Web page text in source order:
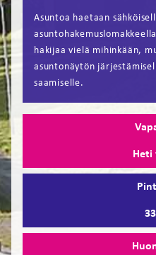
Asuntoa haetaan
hakijaa vielä mihinkään,
asuntonäytön
saamiselle.
Heti